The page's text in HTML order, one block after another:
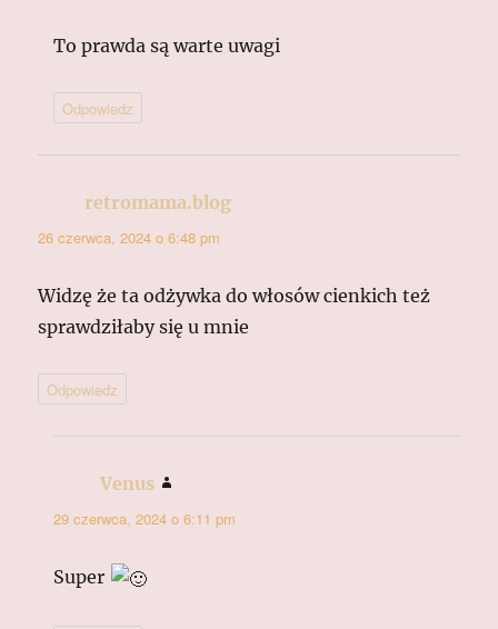
To prawda są warte uwagi
Odpowiedz
retromama.blog
26 czerwca, 2024 o 6:48 pm
Widzę że ta odżywka do włosów cienkich też
sprawdziłaby się u mnie
Odpowiedz
Venus
29 czerwca, 2024 o 6:11 pm
Super